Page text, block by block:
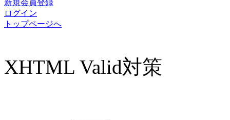
新規会員登録
ログイン
トップページへ
XHTML Valid対策